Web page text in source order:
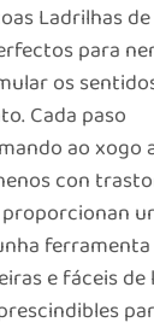
Ladrilhas de
para
os
Cada paso
ao xogo
con
ferramenta
e fáceis de